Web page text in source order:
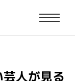
人が見る